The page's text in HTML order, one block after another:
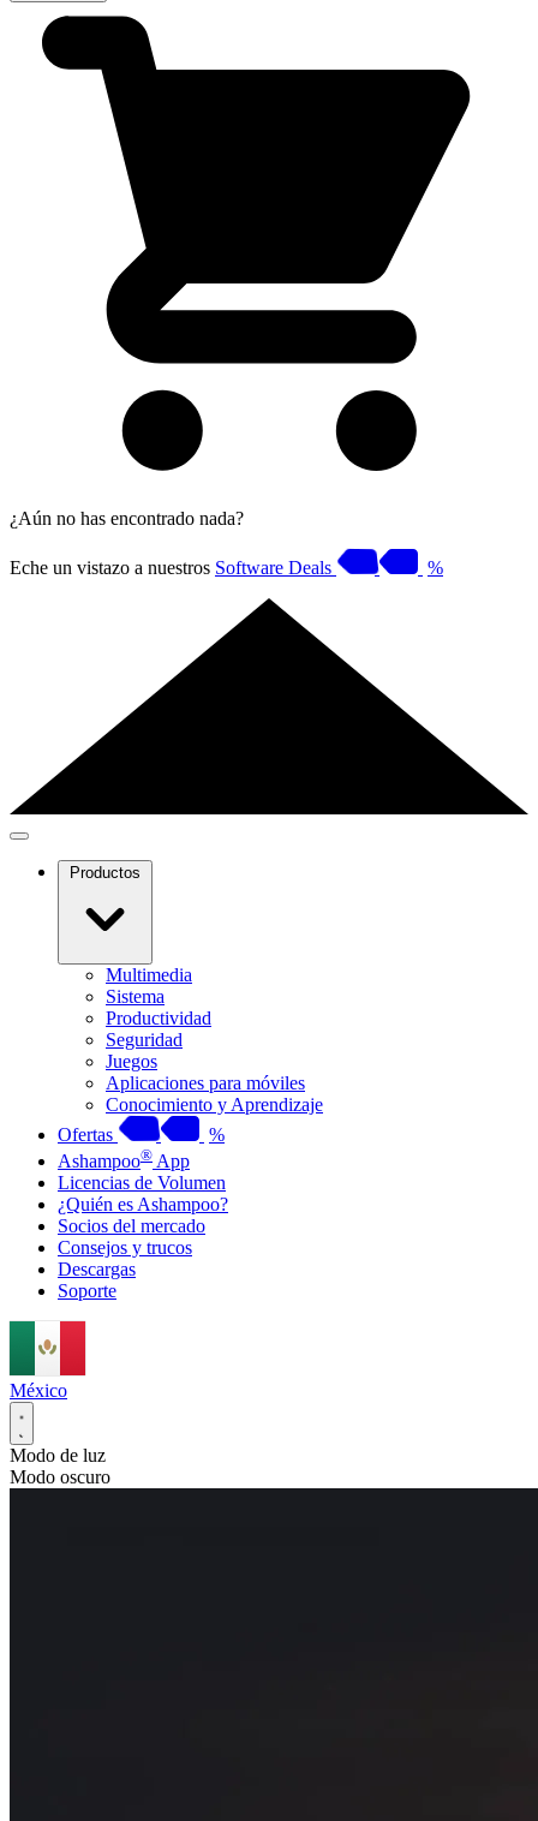
¿Aún no has encontrado nada?
Eche un vistazo a nuestros Software Deals %
Productos
Multimedia
Sistema
Productividad
Seguridad
Juegos
Aplicaciones para móviles
Conocimiento y Aprendizaje
Ofertas
%
Ashampoo® App
Licencias de Volumen
¿Quién es Ashampoo?
Socios del mercado
Consejos y trucos
Descargas
Soporte
México
Modo de luz
Modo oscuro